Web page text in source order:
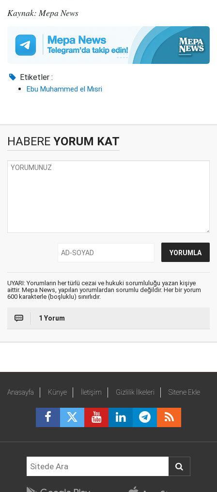
Kaynak: Mepa News
Etiketler :
Ebu Muhammed el Mısri
HABERE YORUM KAT
UYARI: Yorumların her türlü cezai ve hukuki sorumluluğu yazan kişiye
aittir. Mepa News, yapılan yorumlardan sorumlu değildir. Her bir yorum
600 karakterle (boşluklu) sınırlıdır.
1 Yorum
Anasayfa Künye İletişim Gizlilik İlkeleri Sitene Ekle